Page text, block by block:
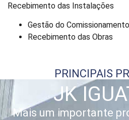
Recebimento das Instalações
Gestão do Comissionamento
Recebimento das Obras
PRINCIPAIS
JK
Mais um importante